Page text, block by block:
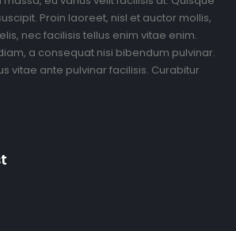
Proin laoreet, nisl et auctor mollis,
nec facilisis tellus enim vitae enim.
a consequat nisi bibendum pulvinar.
vitae ante pulvinar facilisis. Curabitur